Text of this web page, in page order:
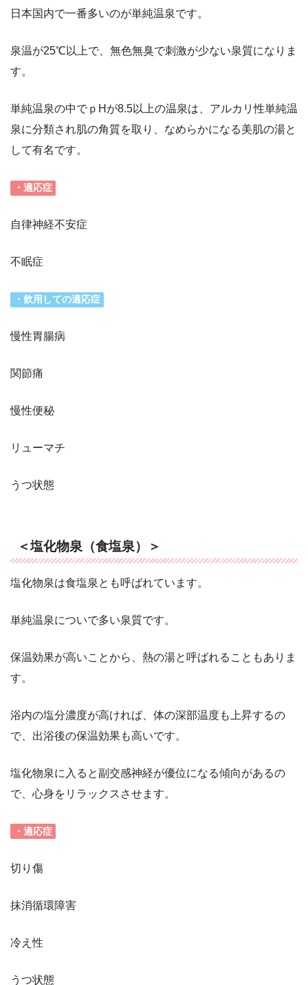
日本国内で一番多いのが単純温泉です。
泉温が25℃以上で、無色無臭で刺激が少ない泉質になりま
す。
単純温泉の中でｐHが8.5以上の温泉は、アルカリ性単純温
泉に分類され肌の角質を取り、なめらかになる美肌の湯と
して有名です。
・適応症
自律神経不安症
不眠症
・飲用しての適応症
慢性胃腸病
関節痛
慢性便秘
リューマチ
うつ状態
＜塩化物泉（食塩泉）＞
塩化物泉は食塩泉とも呼ばれています。
単純温泉についで多い泉質です。
保温効果が高いことから、熱の湯と呼ばれることもありま
す。
浴内の塩分濃度が高ければ、体の深部温度も上昇するの
で、出浴後の保温効果も高いです。
塩化物泉に入ると副交感神経が優位になる傾向があるの
で、心身をリラックスさせます。
・適応症
切り傷
抹消循環障害
冷え性
うつ状態